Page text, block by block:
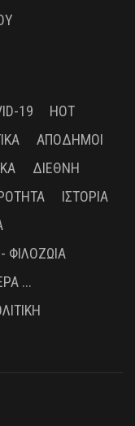
19
HOT
ΑΠΌΔΗΜΟΙ
ΔΙΕΘΝΉ
ΙΣΤΟΡΊΑ
ΦΙΛΟΖΩΊΑ
...